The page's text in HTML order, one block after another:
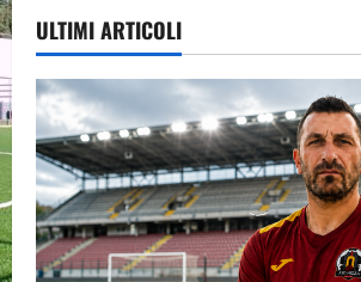
ULTIMI ARTICOLI